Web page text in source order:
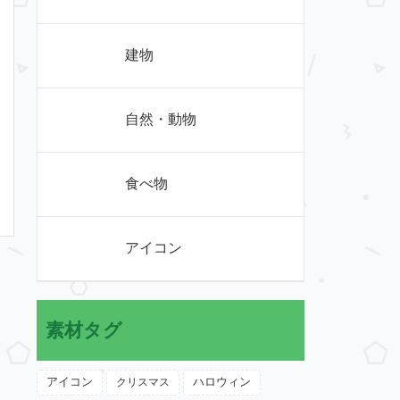
建物
自然・動物
食べ物
アイコン
素材タグ
アイコン クリスマス ハロウィン